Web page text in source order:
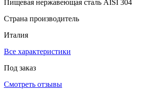
Пищевая нержавеющая сталь AISI 304
Страна производитель
Италия
Все характеристики
Под заказ
Смотреть отзывы